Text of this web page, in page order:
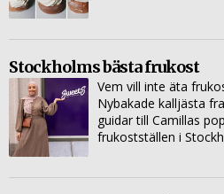
Stockholms bästa frukost
Vem vill inte äta
Nybakade kalljästa
guidar till Camillas
frukostställen i